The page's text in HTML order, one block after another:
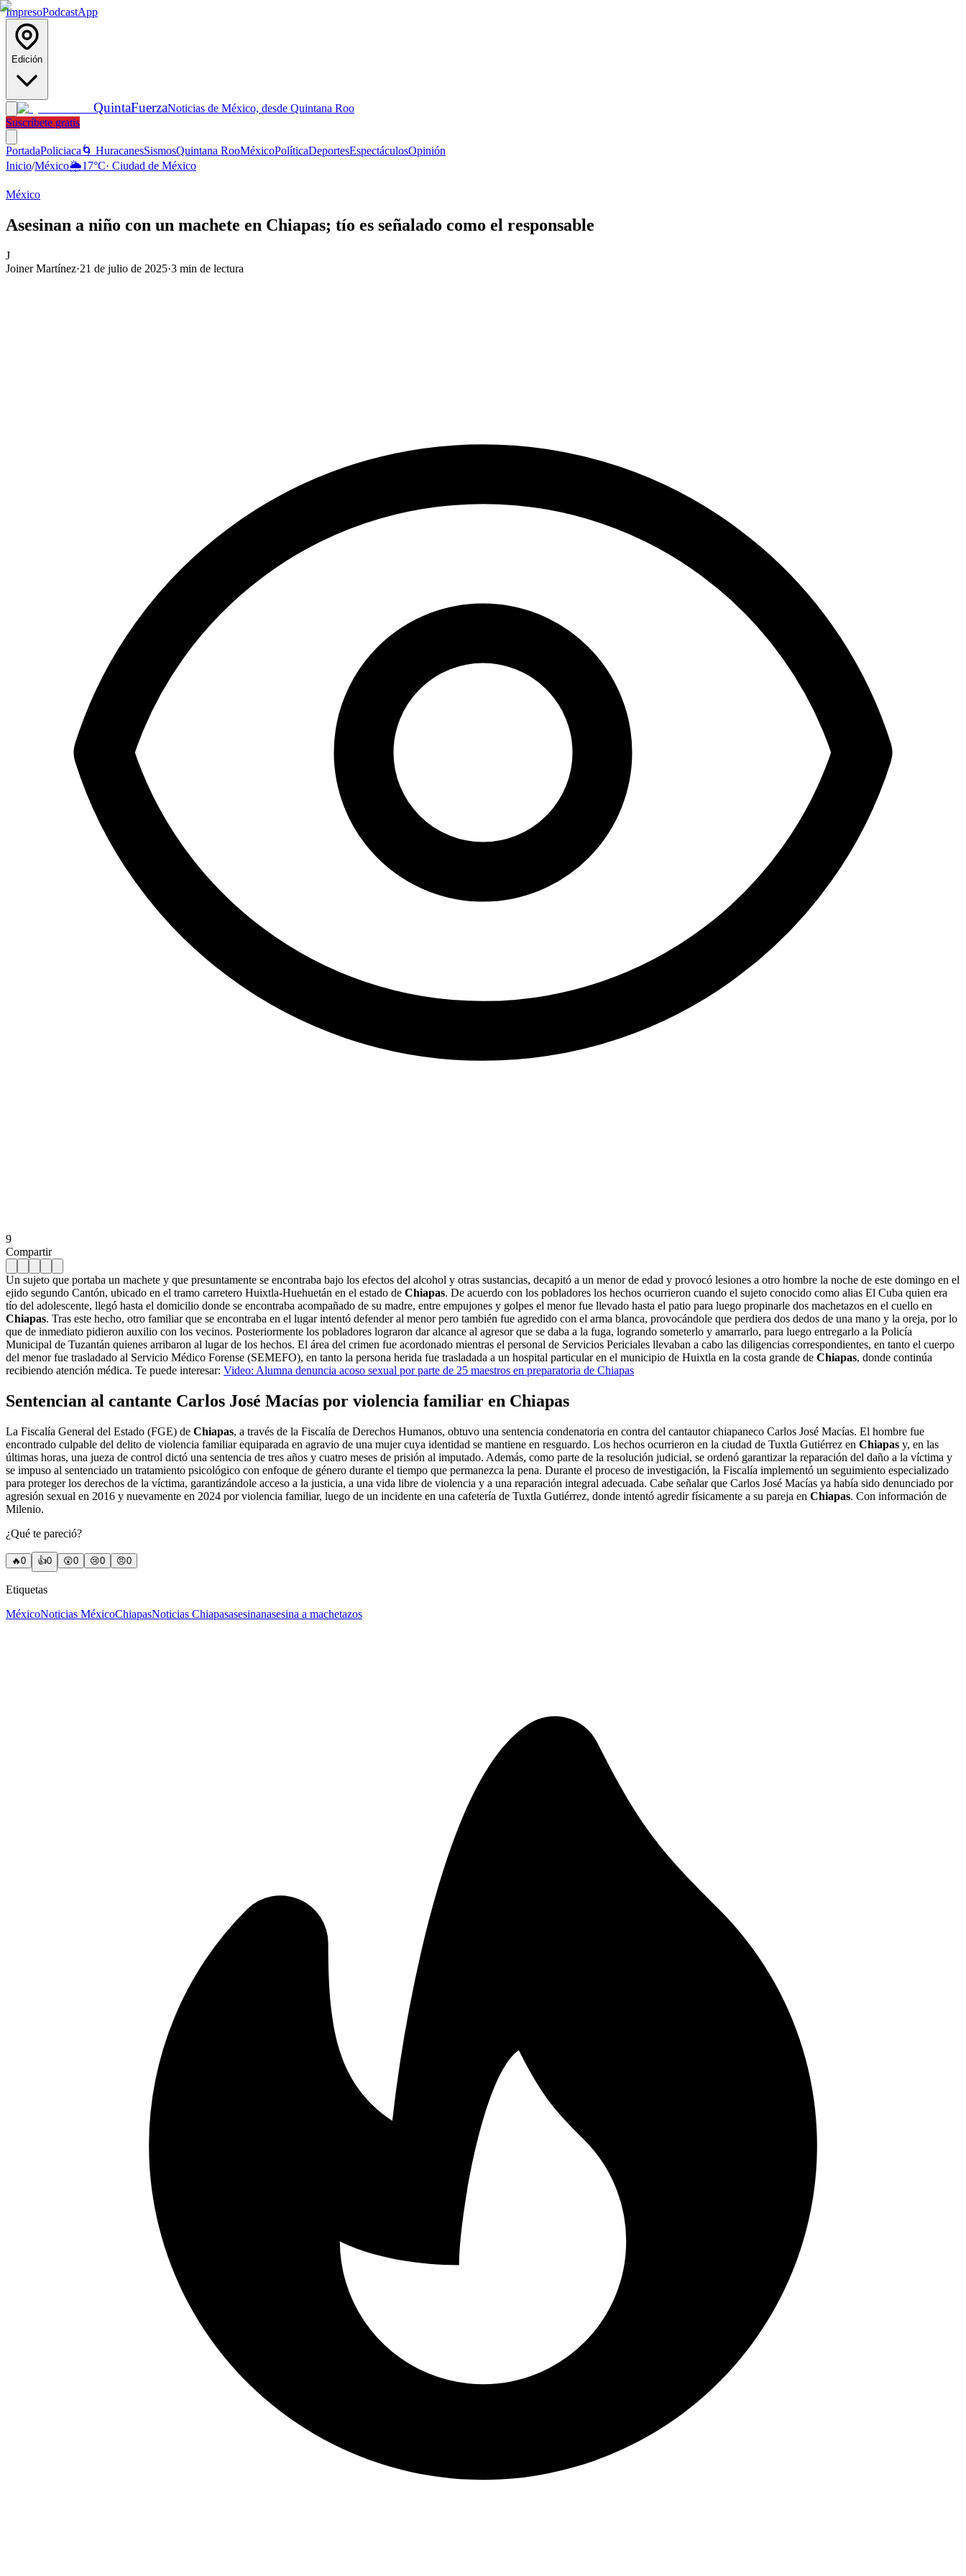
ImpresoPodcastApp
Edición
QuintaFuerzaNoticias de México, desde Quintana Roo
Suscríbete gratis
PortadaPoliciaca 🌀 HuracanesSismosQuintana RooMéxicoPolíticaDeportesEspectáculosOpinión
Inicio/México🌦️17°C· Ciudad de México
México
Asesinan a niño con un machete en Chiapas; tío es señalado como el responsable
J
Joiner Martínez·21 de julio de 2025·3 min de lectura
9
Compartir
Un sujeto que portaba un machete y que presuntamente se encontraba bajo los efectos del alcohol y otras sustancias, decapitó a un menor de edad y provocó lesiones a otro hombre la noche de este domingo en el
ejido segundo Cantón, ubicado en el tramo carretero Huixtla-Huehuetán en el estado de Chiapas. De acuerdo con los pobladores los hechos ocurrieron cuando el sujeto conocido como alias El Cuba quien era
tío del adolescente, llegó hasta el domicilio donde se encontraba acompañado de su madre, entre empujones y golpes el menor fue llevado hasta el patio para luego propinarle dos machetazos en el cuello en
Chiapas. Tras este hecho, otro familiar que se encontraba en el lugar intentó defender al menor pero también fue agredido con el arma blanca, provocándole que perdiera dos dedos de una mano y la oreja, por lo
que de inmediato pidieron auxilio con los vecinos. Posteriormente los pobladores lograron dar alcance al agresor que se daba a la fuga, logrando someterlo y amarrarlo, para luego entregarlo a la Policía
Municipal de Tuzantán quienes arribaron al lugar de los hechos. El área del crimen fue acordonado mientras el personal de Servicios Periciales llevaban a cabo las diligencias correspondientes, en tanto el cuerpo
del menor fue trasladado al Servicio Médico Forense (SEMEFO), en tanto la persona herida fue trasladada a un hospital particular en el municipio de Huixtla en la costa grande de Chiapas, donde continúa
recibiendo atención médica. Te puede interesar: Video: Alumna denuncia acoso sexual por parte de 25 maestros en preparatoria de Chiapas
Sentencian al cantante Carlos José Macías por violencia familiar en Chiapas
La Fiscalía General del Estado (FGE) de Chiapas, a través de la Fiscalía de Derechos Humanos, obtuvo una sentencia condenatoria en contra del cantautor chiapaneco Carlos José Macías. El hombre fue
encontrado culpable del delito de violencia familiar equiparada en agravio de una mujer cuya identidad se mantiene en resguardo. Los hechos ocurrieron en la ciudad de Tuxtla Gutiérrez en Chiapas y, en las
últimas horas, una jueza de control dictó una sentencia de tres años y cuatro meses de prisión al imputado. Además, como parte de la resolución judicial, se ordenó garantizar la reparación del daño a la víctima y
se impuso al sentenciado un tratamiento psicológico con enfoque de género durante el tiempo que permanezca la pena. Durante el proceso de investigación, la Fiscalía implementó un seguimiento especializado
para proteger los derechos de la víctima, garantizándole acceso a la justicia, a una vida libre de violencia y a una reparación integral adecuada. Cabe señalar que Carlos José Macías ya había sido denunciado por
agresión sexual en 2016 y nuevamente en 2024 por violencia familiar, luego de un incidente en una cafetería de Tuxtla Gutiérrez, donde intentó agredir físicamente a su pareja en Chiapas. Con información de
Milenio.
¿Qué te pareció?
🔥0 👍0 😲0 😢0 😠0
Etiquetas
MéxicoNoticias MéxicoChiapasNoticias Chiapasasesinanasesina a machetazos